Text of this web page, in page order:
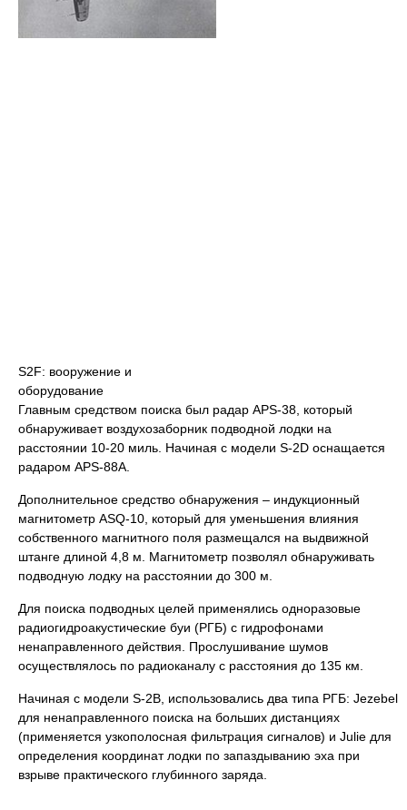
S2F: вооружение и
оборудование
Главным средством поиска был радар APS-38, который
обнаруживает воздухозаборник подводной лодки на
расстоянии 10-20 миль. Начиная с модели S-2D оснащается
радаром APS-88A.
Дополнительное средство обнаружения – индукционный
магнитометр ASQ-10, который для уменьшения влияния
собственного магнитного поля размещался на выдвижной
штанге длиной 4,8 м. Магнитометр позволял обнаруживать
подводную лодку на расстоянии до 300 м.
Для поиска подводных целей применялись одноразовые
радиогидроакустические буи (РГБ) с гидрофонами
ненаправленного действия. Прослушивание шумов
осуществлялось по радиоканалу с расстояния до 135 км.
Начиная с модели S-2B, использовались два типа РГБ: Jezebel
для ненаправленного поиска на больших дистанциях
(применяется узкополосная фильтрация сигналов) и Julie для
определения координат лодки по запаздыванию эха при
взрыве практического глубинного заряда.